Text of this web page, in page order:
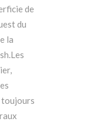
de
du
la
toujours